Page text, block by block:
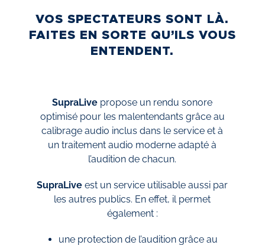
VOS SPECTATEURS SONT LÀ.
FAITES EN SORTE QU’ILS VOUS
ENTENDENT.
SupraLive propose un rendu sonore
optimisé pour les malentendants grâce au
calibrage audio inclus dans le service et à
un traitement audio moderne adapté à
l’audition de chacun.
SupraLive est un service utilisable aussi par
les autres publics. En effet, il permet
également :
une protection de l’audition grâce au